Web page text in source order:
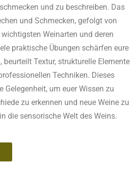
und zu beschreiben. Das
und Schmecken, gefolgt von
Weinarten und deren
praktische Übungen schärfen eure
beurteilt Textur, strukturelle Elemente
Techniken. Dieses
Gelegenheit, um euer Wissen zu
zu erkennen und neue Weine zu
die sensorische Welt des Weins.